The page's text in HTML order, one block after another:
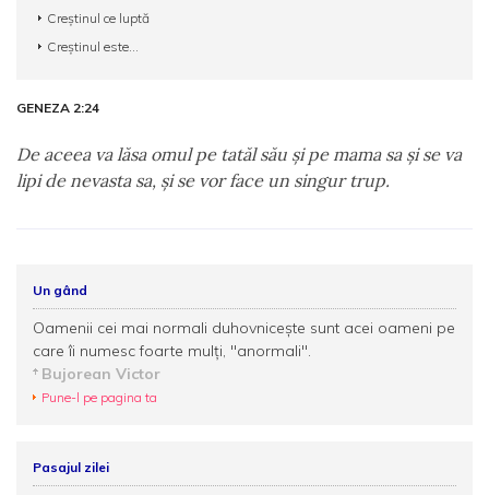
Creștinul ce luptă
Creștinul este...
GENEZA 2:24
De aceea va lăsa omul pe tatăl său şi pe mama sa şi se va
lipi de nevasta sa, şi se vor face un singur trup.
Un gând
Oamenii cei mai normali duhovniceşte sunt acei oameni pe
care îi numesc foarte mulţi, "anormali".
Bujorean Victor
Pune-l pe pagina ta
Pasajul zilei